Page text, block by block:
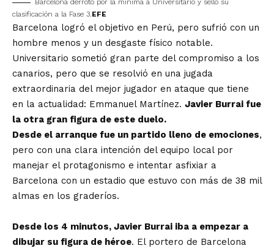
Barcelona derrotó por la mínima a Universitario y selló su
clasificación a la Fase 3.EFE
Barcelona logró el objetivo en Perú, pero sufrió con un
hombre menos y un desgaste físico notable.
Universitario sometió gran parte del compromiso a los
canarios, pero que se resolvió en una jugada
extraordinaria del mejor jugador en ataque que tiene
en la actualidad: Emmanuel Martínez. Javier Burrai fue
la otra gran figura de este duelo.
Desde el arranque fue un partido lleno de emociones,
pero con una clara intención del equipo local por
manejar el protagonismo e intentar asfixiar a
Barcelona con un estadio que estuvo con más de 38 mil
almas en los graderíos.
Desde los 4 minutos, Javier Burrai iba a empezar a
dibujar su figura de héroe. El portero de Barcelona